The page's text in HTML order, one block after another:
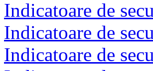
Indicatoare de
Indicatoare de
Indicatoare de